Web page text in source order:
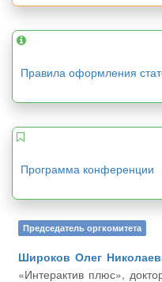
Правила оформления
Программа конференции
Председатель оргкомитета
Широков Олег
«Интерактив плюс»,